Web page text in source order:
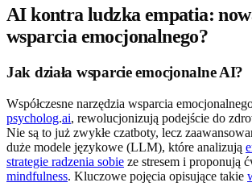
AI kontra ludzka empatia:
wsparcia emocjonalnego?
Jak działa wsparcie emocjonalne AI?
Współczesne narzędzia wsparcia
psycholog.ai, rewolucjonizują podejście do
Nie są to już zwykłe czatboty, lecz
duże modele językowe (LLM), które analizują
strategie radzenia sobie ze stresem i proponują
mindfulness. Kluczowe pojęcia opisujące takie